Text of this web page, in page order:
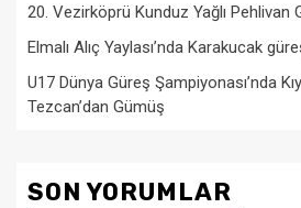
20. Vezirköprü Kunduz Yağlı Pehlivan
Elmalı Alıç Yaylası’nda Karakucak
U17 Dünya Güreş Şampiyonası’nda
Tezcan’dan Gümüş
SON YORUMLAR